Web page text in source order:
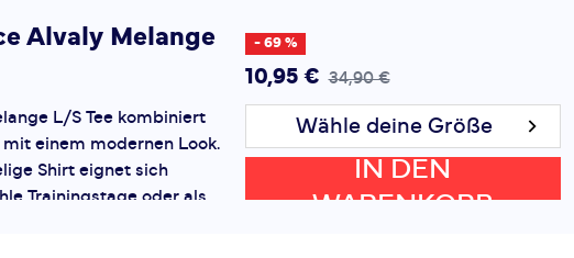
Alvaly Melange
- 69 %
10,95 € 34,90 €
L/S Tee kombiniert
einem modernen Look.
Shirt eignet sich
Trainingstage oder als
Wähle deine Größe
IN DEN
WARENKORB